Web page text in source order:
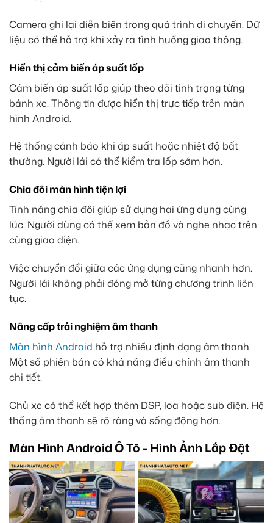
Camera ghi lại diễn biến trong quá trình di chuyển. Dữ
liệu có thể hỗ trợ khi xảy ra tình huống giao thông.
Hiển thị cảm biến áp suất lốp
Cảm biến áp suất lốp giúp theo dõi tình trạng từng
bánh xe. Thông tin được hiển thị trực tiếp trên màn
hình Android.
Hệ thống cảnh báo khi áp suất hoặc nhiệt độ bất
thường. Người lái có thể kiểm tra lốp sớm hơn.
Chia đôi màn hình tiện lợi
Tính năng chia đôi giúp sử dụng hai ứng dụng cùng
lúc. Người dùng có thể xem bản đồ và nghe nhạc trên
cùng giao diện.
Việc chuyển đổi giữa các ứng dụng cũng nhanh hơn.
Người lái không phải đóng mở từng chương trình liên
tục.
Nâng cấp trải nghiệm âm thanh
Màn hình Android hỗ trợ nhiều định dạng âm thanh.
Một số phiên bản có khả năng điều chỉnh âm thanh
chi tiết.
Chủ xe có thể kết hợp thêm DSP, loa hoặc sub điện. Hệ
thống âm thanh sẽ rõ ràng và sống động hơn.
Màn Hình Android Ô Tô - Hình Ảnh Lắp Đặt